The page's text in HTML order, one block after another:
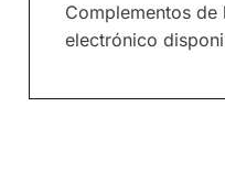
Complementos
electrónico